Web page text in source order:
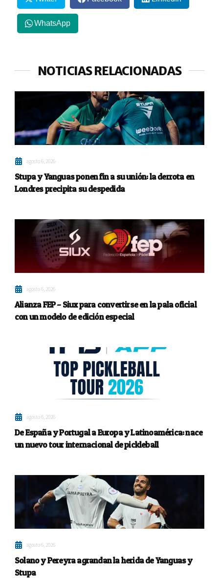
WhatsApp
NOTICIAS RELACIONADAS
agosto 6, 2026
Stupa y Yanguas ponen fin a su unión: la derrota en
Londres precipita su despedida
agosto 6, 2026
Alianza FEP – Siux para convertirse en la pala oficial
con un modelo de edición especial
agosto 6, 2026
De España y Portugal a Europa y Latinoamérica: nace
un nuevo tour internacional de pickleball
agosto 6, 2026
Solano y Pereyra agrandan la herida de Yanguas y
Stupa